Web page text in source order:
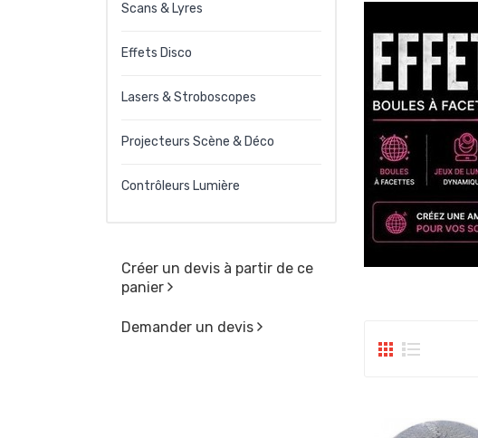
Scans & Lyres
Effets Disco
Lasers & Stroboscopes
Projecteurs Scène & Déco
Contrôleurs Lumière
Créer un devis à partir de ce
panier
Demander un devis